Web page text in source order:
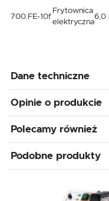
700.FE-10f
Frytownica
elektryczna
6,0
Dane techniczne
Opinie o produkcie
Polecamy również
Podobne produkty